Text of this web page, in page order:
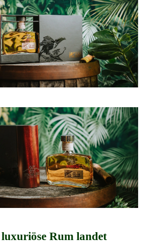
luxuriöse Rum landet